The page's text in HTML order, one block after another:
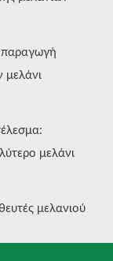
παραγωγή
μελάνι
μελάνι
μελανιού